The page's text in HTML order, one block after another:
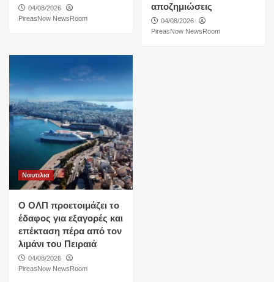
04/08/2026
PireasNow NewsRoom
αποζημιώσεις
04/08/2026
PireasNow NewsRoom
Ναυτιλια
O ΟΛΠ προετοιμάζει το
έδαφος για εξαγορές και
επέκταση πέρα από τον
λιμάνι του Πειραιά
04/08/2026
PireasNow NewsRoom